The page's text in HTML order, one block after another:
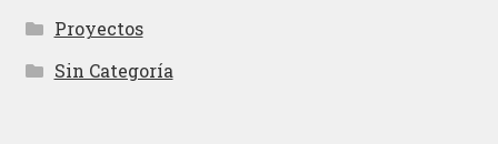
Proyectos
Sin Categoría